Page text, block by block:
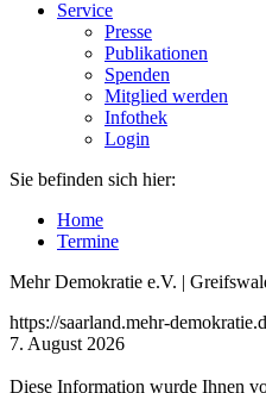
Service
Presse
Publikationen
Spenden
Mitglied werden
Infothek
Login
Sie befinden sich hier:
Home
Termine
Mehr Demokratie e.V. |
https://saarland.mehr-
7. August 2026
Diese Information wurde Ihnen